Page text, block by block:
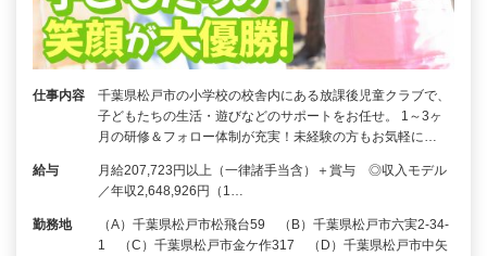
仕事内容
千葉県松戸市の小学校の校舎内にある放課後児童クラブで、
子どもたちの生活・遊びなどのサポートをお任せ。 1～3ヶ
月の研修＆フォロー体制が充実！未経験の方もお気軽に…
給与
月給207,723円以上（一律諸手当含）＋賞与 ◎収入モデル
／年収2,648,926円（1…
勤務地
（A）千葉県松戸市松飛台59 （B）千葉県松戸市六実2-34-
1 （C）千葉県松戸市金ケ作317 （D）千葉県松戸市中矢